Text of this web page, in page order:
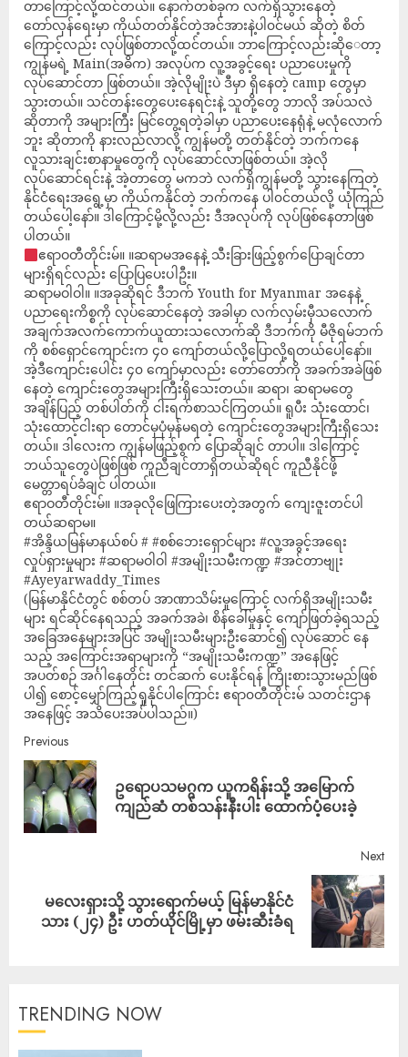
တာကြောင့်လို့ထင်တယ်။ နောက်တစ်ခုက လက်ရှိသွားနေတဲ့
တော်လှန်ရေးမှာ ကိုယ်တတ်နိုင်တဲ့အင်အားနဲ့ပါ၀င်မယ် ဆိုတဲ့ စိတ်
ကြောင့်လည်း လုပ်ဖြစ်တာလို့ထင်တယ်။ ဘာကြောင့်လည်းဆို‌ေတာ့
ကျွန်မရဲ့ Main(အဓိက) အလုပ်က လူ့အခွင့်ရေး ပညာပေးမှုကို
လုပ်ဆောင်တာ ဖြစ်တယ်။ အဲ့လိုမျိုးပဲ ဒီမှာ ရှိနေတဲ့ camp တွေမှာ
သွားတယ်။ သင်တန်းတွေပေးနေရင်းနဲ့ သူတို့တွေ ဘာလို အပ်သလဲ
ဆိုတာကို အများကြီး မြင်တွေ့ရတဲ့ခါမှာ ပညာပေးနေရုံနဲ့ မလုံလောက်
ဘူး ဆိုတာကို နားလည်လာလို့ ကျွန်မတို့ တတ်နိုင်တဲ့ ဘက်ကနေ
လူသားချင်းစာနာမှုတွေကို လုပ်ဆောင်လာဖြစ်တယ်။ အဲ့လို
လုပ်ဆောင်ရင်းနဲ့ အဲ့တာတွေ မကဘဲ လက်ရှိကျွန်မတို့ သွားနေကြတဲ့
နိုင်ငံရေးအရွေ့မှာ ကိုယ်ကနိုင်တဲ့ ဘက်ကနေ ပါ၀င်တယ်လို့ ယုံကြည်
တယ်ပေါ့နော်။ ဒါကြောင့်မို့လို့လည်း ဒီအလုပ်ကို လုပ်ဖြစ်နေတာဖြစ်
ပါတယ်။
ဧရာဝတီတိုင်းမ်။ ။ဆရာမအနေနဲ့ သီးခြားဖြည့်စွက်ပြောချင်တာ
များရှိရင်လည်း ပြောပြပေးပါဦး။
ဆရာမဝါဝါ။ ။အခုဆိုရင် ဒီဘက် Youth for Myanmar အနေနဲ့
ပညာရေးကိစ္စကို လုပ်ဆောင်နေတဲ့ အခါမှာ လက်လှမ်းမှီသလောက်
အချက်အလက်ကောက်ယူထားသလောက်ဆို ဒီဘက်ကို မီဇိုရမ်ဘက်
ကို စစ်ရှောင်ကျောင်းက ၄၀ ကျော်တယ်လို့ပြောလို့ရတယ်ပေါ့နော်။
အဲ့ဒီကျောင်းပေါင်း ၄၀ ကျော်မှာလည်း တော်တော်ကို အခက်အခဲဖြစ်
နေတဲ့ ကျောင်းတွေအများကြီးရှိသေးတယ်။ ဆရာ၊ ဆရာမတွေ
အချိန်ပြည့် တစ်ပါတ်ကို ငါးရက်စာသင်ကြတယ်။ ရူပီး သုံးထောင်၊
သုံးထောင့်ငါးရာ တောင်မှပုံမှန်မရတဲ့ ကျောင်းတွေအများကြီးရှိသေး
တယ်။ ဒါလေးက ကျွန်မဖြည့်စွက် ပြောဆိုချင် တာပါ။ ဒါကြောင့်
ဘယ်သူတွေပဲဖြစ်ဖြစ် ကူညီချင်တာရှိတယ်ဆိုရင် ကူညီနိုင်ဖို့
မေတ္တာရပ်ခံချင် ပါတယ်။
ဧရာဝတီတိုင်းမ်။ ။အခုလိုဖြေကြားပေးတဲ့အတွက် ကျေးဇူးတင်ပါ
တယ်ဆရာမ။
#အိန္ဒိယမြန်မာနယ်စပ် # #စစ်ဘေးရှောင်များ #လူ့အခွင့်အရေး
လှုပ်ရှားမှုများ #ဆရာမဝါဝါ #အမျိုးသမီးကဏ္ဍ #အင်တာဗျုး
#Ayeyarwaddy_Times
(မြန်မာနိုင်ငံတွင် စစ်တပ် အာဏာသိမ်းမှုကြောင့် လက်ရှိအမျိုးသမီး
များ ရင်ဆိုင်နေရသည့် အခက်အခဲ၊ စိန်ခေါ်မှုနှင့် ကျော်ဖြတ်ခဲ့ရသည့်
အခြေအနေများအပြင် အမျိုးသမီးများဦးဆောင်၍ လုပ်ဆောင် နေ
သည့် အကြောင်းအရာများကို “အမျိုးသမီးကဏ္ဍ” အနေဖြင့်
အပတ်စဉ် အင်္ဂါနေတိုင်း တင်ဆက် ပေးနိုင်ရန် ကြိုးစားသွားမည်ဖြစ်
ပါ၍ စောင့်မျှော်ကြည့်ရှုနိုင်ပါကြောင်း ဧရာ၀တီတိုင်းမ် သတင်းဌာန
အနေဖြင့် အသိပေးအပ်ပါသည်။)
Previous
ဥရောပသမဂ္ဂက ယူကရိန်းသို့ အမြောက်
ကျည်ဆံ တစ်သန်းနီးပါး ထောက်ပံ့ပေးခဲ့
Next
မလေးရှားသို့ သွားရောက်မယ့် မြန်မာနိုင်ငံ
သား (၂၄) ဦး ဟတ်ယိုင်မြို့မှာ ဖမ်းဆီးခံရ
TRENDING NOW